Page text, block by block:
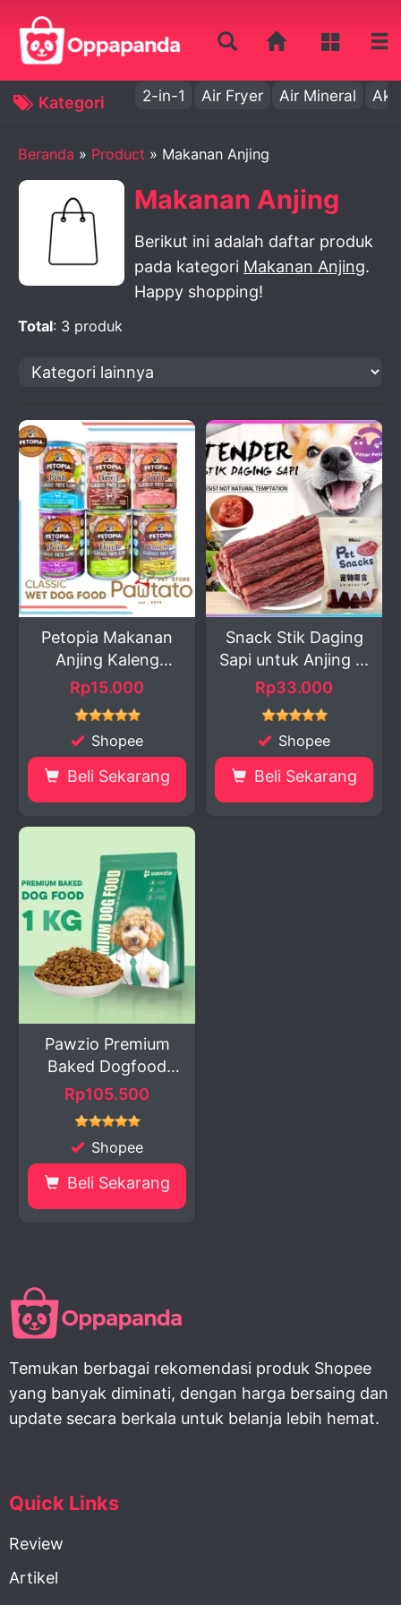
Kategori 2-in-1 Air Fryer Air Mineral Aki
Beranda » Product » Makanan Anjing
Makanan Anjing
Berikut ini adalah daftar produk
pada kategori Makanan Anjing.
Happy shopping!
Total: 3 produk
Petopia Makanan
Anjing Kaleng
Classi...
Rp15.000
Shopee
Beli Sekarang
Snack Stik Daging
Sapi untuk Anjing ...
Rp33.000
Shopee
Beli Sekarang
Pawzio Premium
Baked Dogfood
Makanan...
Rp105.500
Shopee
Beli Sekarang
Temukan berbagai rekomendasi produk Shopee
yang banyak diminati, dengan harga bersaing dan
update secara berkala untuk belanja lebih hemat.
Quick Links
Review
Artikel